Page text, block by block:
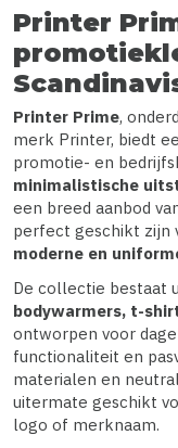
Printer
Printer Prime,
merk Printer, biedt
promotie- en
minimalistische
een breed aanbod
perfect geschikt zijn
moderne en
De collectie bestaat
bodywarmers, t-
ontworpen voor
functionaliteit en
materialen en
uitermate geschikt
logo of merknaam.